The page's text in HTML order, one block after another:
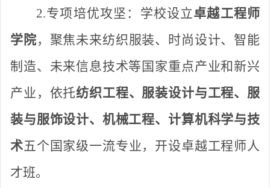
2.专项培优攻坚： 学校设立卓越工程师
学院，聚焦未来纺织服装、时尚设计、智能
制造、未来信息技术等国家重点产业和新兴
产业，依托纺织工程、服装设计与工程、服
装与服饰设计、机械工程、计算机科学与技
术五个国家级一流专业， 开设卓越工程师人
才班。